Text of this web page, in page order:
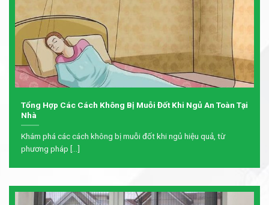
Tổng Hợp Các Cách Không Bị Muỗi Đốt Khi Ngủ An Toàn Tại
Nhà
Khám phá các cách không bị muỗi đốt khi ngủ hiệu quả, từ
phương pháp [...]